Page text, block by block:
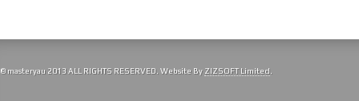
© masteryau 2013 ALL RIGHTS RESERVED. Website By ZIZSOFT Limited